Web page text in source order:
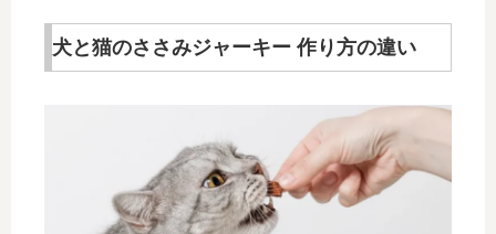
犬と猫のささみジャーキー 作り方の違い